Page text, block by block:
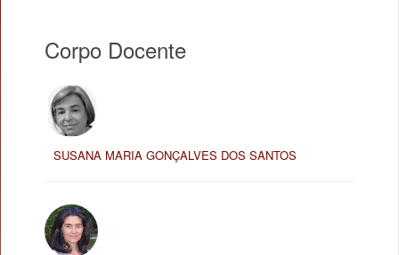
Corpo Docente
SUSANA MARIA GONÇALVES DOS SANTOS